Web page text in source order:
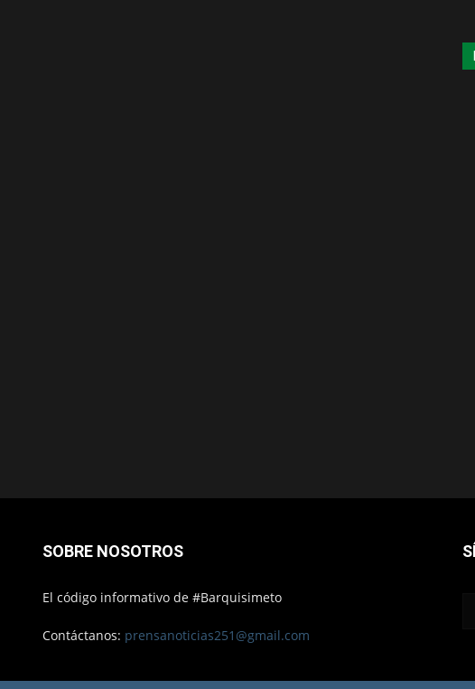
SOBRE NOSOTROS
El código informativo de #Barquisimeto
Contáctanos: prensanoticias251@gmail.com